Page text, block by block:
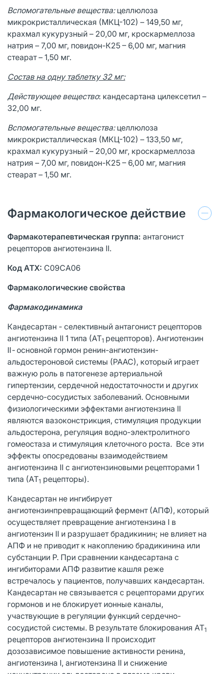
Вспомогательные вещества:целлюлоза
микрокристаллическая (МКЦ-102) – 149,50 мг,
крахмал кукурузный – 20,00 мг, кроскармеллоза
натрия – 7,00 мг, повидон-К25 – 6,00 мг, магния
стеарат – 1,50 мг.
Состав на одну таблетку 32 мг:
Действующее вещество: кандесартана цилексетил –
32,00 мг.
Вспомогательные вещества:целлюлоза
микрокристаллическая (МКЦ-102) – 133,50 мг,
крахмал кукурузный – 20,00 мг, кроскармеллоза
натрия – 7,00 мг, повидон-К25 – 6,00 мг, магния
стеарат – 1,50 мг.
Фармакологическое действие
Фармакотерапевтическая группа: антагонист
рецепторов ангиотензина II.
Код ATX: C09CA06
Фармакологические свойства
Фармакодинамика
Кандесартан - селективный антагонист рецепторов
ангиотензина II 1 типа (АТ1 рецепторов). Ангиотензин
II-основной гормон ренин-ангиотензин-
альдостероновой системы (РААС), который играет
важную роль в патогенезе артериальной
гипертензии, сердечной недостаточности и других
сердечно-сосудистых заболеваний. Основными
физиологическими эффектами ангиотензина II
являются вазоконстрикция, стимуляция продукции
альдостерона, регуляция водно-электролитного
гомеостаза и стимуляция клеточного роста. Все эти
эффекты опосредованы взаимодействием
ангиотензина II с ангиотензиновыми рецепторами 1
типа (АТ1 рецепторы).
Кандесартан не ингибирует
ангиотензинпревращающий фермент (АПФ), который
осуществляет превращение ангиотензина I в
ангиотензин II и разрушает брадикинин; не влияет на
АПФ и не приводит к накоплению брадикинина или
субстанции Р. При сравнении кандесартана с
ингибиторами АПФ развитие кашля реже
встречалось у пациентов, получавших кандесартан.
Кандесартан не связывается с рецепторами других
гормонов и не блокирует ионные каналы,
участвующие в регуляции функций сердечно-
сосудистой системы. В результате блокирования AT1
рецепторов ангиотензина II происходит
дозозависимое повышение активности ренина,
ангиотензина I, ангиотензина II и снижение